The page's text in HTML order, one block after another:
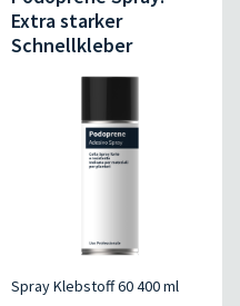
Extra starker
Schnellkleber
Spray Klebstoff 60 400 ml